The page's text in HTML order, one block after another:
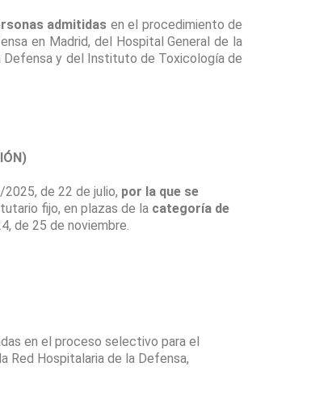
admitidas en el procedimiento de
en Madrid, del Hospital General de la
Defensa y del Instituto de Toxicología de
de 22 de julio, por la que se
fijo, en plazas de la categoría de
de 25 de noviembre.
en el proceso selectivo para el
Red Hospitalaria de la Defensa,